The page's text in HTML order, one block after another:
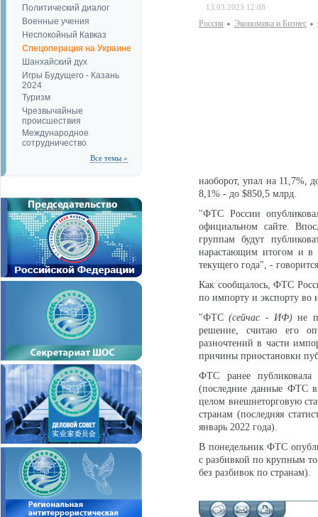
Политический диалог
Военные учения
Неспокойный Кавказ
Спецоперация на Украине
Шанхайский дух
Игры Будущего - Казань
2024
Туризм
Чрезвычайные
происшествия
Международное
сотрудничество
Все темы »
13.03.2023 12:08
Россия Экономика и Бизнес
наоборот, упал на 11,7%,
8,1% - до $850,5 млрд.
"ФТС России
официальном сайте.
группам будут
нарастающим итогом и в
текущего года", -
Как сообщалось, ФТС
по импорту и экспорту во
"ФТС(сейчас - ИФ)не
решение, считаю его
разночтений в части
причины приостановки
ФТС ранее публиковала
(последние данные ФТС
целом внешнеторговую
странам (последняя
январь 2022 года).
В понедельник ФТС
с разбивкой по крупным
без разбивок по странам).